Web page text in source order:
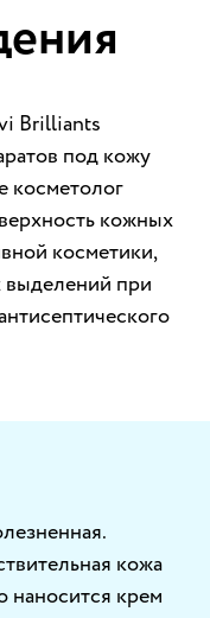
Brilliants
под кожу
косметолог
кожных
косметики,
выделений при
кожа
наносится крем